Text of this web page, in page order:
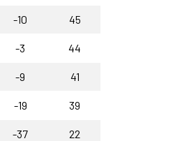
-10 45
-3 44
-9 41
-19 39
-37 22